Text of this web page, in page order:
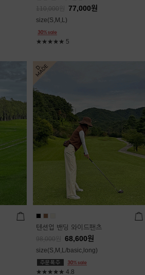
110,000 77,000원
size(S,M,L)
★★★★★ 5
텐션업 밴딩 와이드팬츠
98,000 68,600원
size(S,M,L/basic,long)
★★★★★ 4.8